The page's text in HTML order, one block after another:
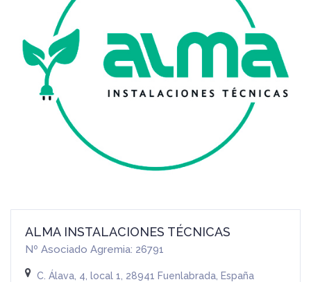
ALMA INSTALACIONES TÉCNICAS
Nº Asociado Agremia: 26791
C. Álava, 4, local 1, 28941 Fuenlabrada, España